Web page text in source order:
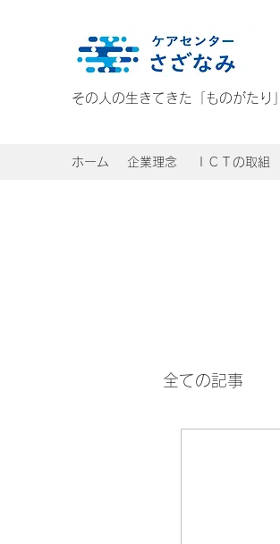
その人の生きてきた「ものがたり
ホーム 企業理念 ＩＣＴの取組
全ての記事